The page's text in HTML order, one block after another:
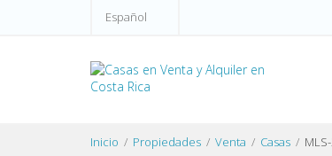
Español
Inicio Propiedades Venta Casas